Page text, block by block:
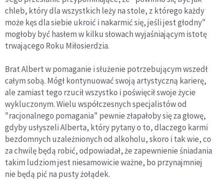
chleb, który dla wszystkich leży na stole, z którego każdy
może kęs dla siebie ukroić i nakarmić się, jeśli jest głodny"
mogłoby być hasłem w kilku słowach wyjaśniającym istotę
trwającego Roku Miłosierdzia.
Brat Albert w pomaganie i służenie potrzebującym wszedł
całym sobą. Mógł kontynuować swoją artystyczną karierę,
ale zamiast tego rzucił wszystko i poświęcił swoje życie
wykluczonym. Wielu współczesnych specjalistów od
"racjonalnego pomagania" pewnie złapałoby się za głowę,
gdyby usłyszeli Alberta, który pytany o to, dlaczego karmi
bezdomnych uzależnionych od alkoholu, skoro i tak wie, co
za chwilę będą robić, odpowiadał, że zapewnienie śniadania
takim ludziom jest niesamowicie ważne, bo przynajmniej
nie będą pić na pusty żołądek.